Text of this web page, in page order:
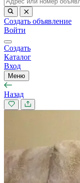
Создать объявление
Войти
Создать
Каталог
Вход
Меню
Назад